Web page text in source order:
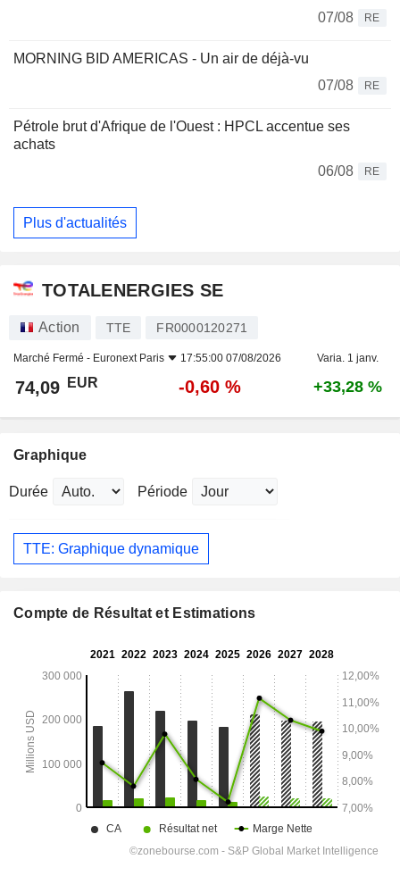
07/08
RE
MORNING BID AMERICAS - Un air de déjà-vu
07/08
RE
Pétrole brut d'Afrique de l'Ouest : HPCL accentue ses
achats
06/08
RE
Plus d'actualités
TOTALENERGIES SE
Action TTE FR0000120271
Marché Fermé - Euronext Paris 17:55:00 07/08/2026 Varia. 1 janv.
74,09 EUR -0,60 % +33,28 %
Graphique
Durée Période
TTE: Graphique dynamique
Compte de Résultat et Estimations